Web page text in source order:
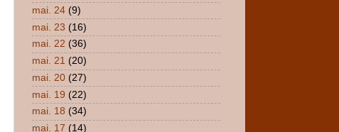
mai. 24 (9)
mai. 23 (16)
mai. 22 (36)
mai. 21 (20)
mai. 20 (27)
mai. 19 (22)
mai. 18 (34)
mai. 17 (14)